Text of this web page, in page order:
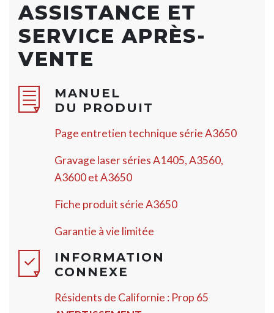
ASSISTANCE ET
SERVICE APRÈS-
VENTE
MANUEL
DU PRODUIT
Page entretien technique série A3650
Gravage laser séries A1405, A3560,
A3600 et A3650
Fiche produit série A3650
Garantie à vie limitée
INFORMATION
CONNEXE
Résidents de Californie : Prop 65